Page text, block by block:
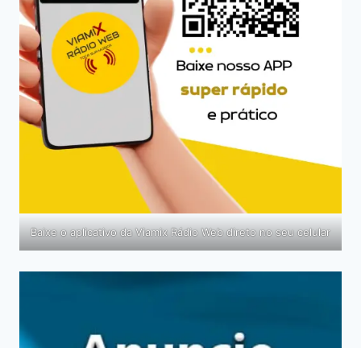
Baixe o aplicativo da Viamix Rádio Web direto no seu celular